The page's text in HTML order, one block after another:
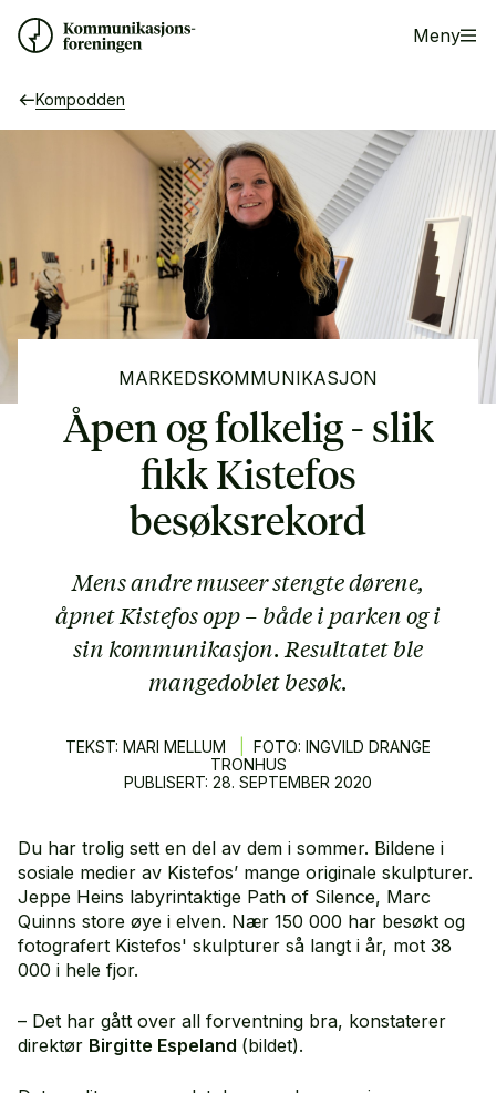
Meny
Kompodden
MARKEDSKOMMUNIKASJON
Åpen og folkelig - slik
fikk Kistefos
besøksrekord
Mens andre museer stengte dørene,
åpnet Kistefos opp – både i parken og i
sin kommunikasjon. Resultatet ble
mangedoblet besøk.
TEKST: MARI MELLUM
FOTO: INGVILD DRANGE
TRONHUS
PUBLISERT: 28. SEPTEMBER 2020
Du har trolig sett en del av dem i sommer. Bildene i
sosiale medier av Kistefos’ mange originale skulpturer.
Jeppe Heins labyrintaktige Path of Silence, Marc
Quinns store øye i elven. Nær 150 000 har besøkt og
fotografert Kistefos' skulpturer så langt i år, mot 38
000 i hele fjor.
– Det har gått over all forventning bra, konstaterer
direktør Birgitte Espeland (bildet).